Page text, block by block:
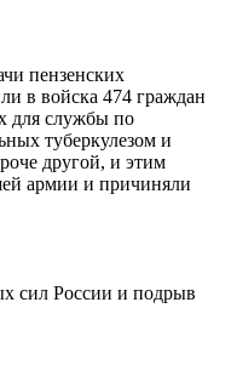
пензенских
в войска 474 граждан
для службы по
туберкулезом и
другой, и этим
армии и причиняли
сил России и подрыв